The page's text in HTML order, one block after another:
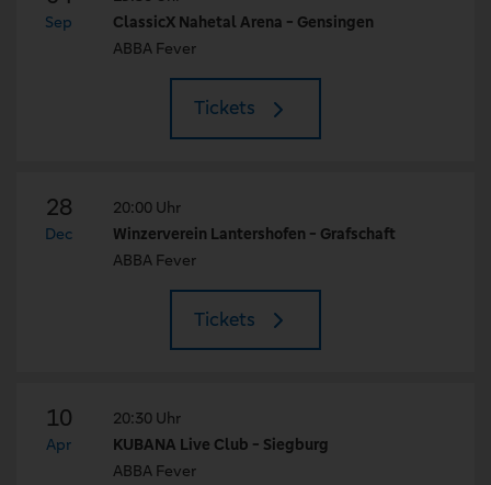
Sep
ClassicX Nahetal Arena - Gensingen
ABBA Fever
Tickets
28
Dec
20:00 Uhr
Winzerverein Lantershofen - Grafschaft
ABBA Fever
Tickets
10
Apr
20:30 Uhr
KUBANA Live Club - Siegburg
ABBA Fever